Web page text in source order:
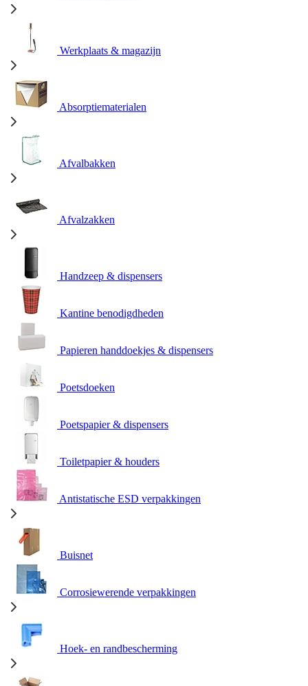
Werkplaats & magazijn
Absorptiematerialen
Afvalbakken
Afvalzakken
Handzeep & dispensers
Kantine benodigdheden
Papieren handdoekjes & dispensers
Poetsdoeken
Poetspapier & dispensers
Toiletpapier & houders
Antistatische ESD verpakkingen
Buisnet
Corrosiewerende verpakkingen
Hoek- en randbescherming